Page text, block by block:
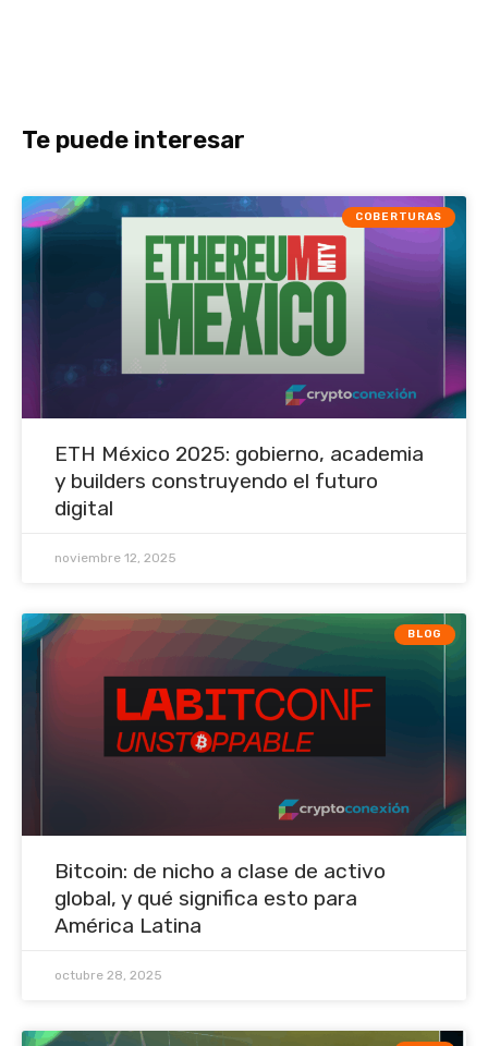
Te puede interesar
COBERTURAS
ETH México 2025: gobierno, academia
y builders construyendo el futuro
digital
noviembre 12, 2025
BLOG
Bitcoin: de nicho a clase de activo
global, y qué significa esto para
América Latina
octubre 28, 2025